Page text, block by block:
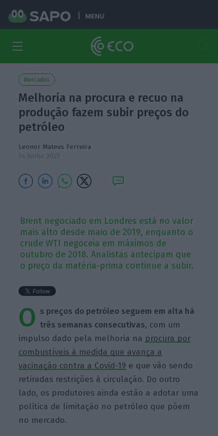
MENU
Mercados
Melhoria na procura e recuo na
produção fazem subir preços do
petróleo
Leonor Mateus Ferreira
14 Junho 2021
Brent negociado em Londres está no valor
mais alto desde maio de 2019, enquanto o
crude WTI negoceia em máximos de
outubro de 2018. Analistas antecipam que
o preço da matéria-prima continue a subir.
O s preços do petróleo seguem em alta há
três semanas consecutivas, com um
impulso dado pela melhoria na procura por
combustíveis à medida que avança a
vacinação contra a Covid-19 e que vão sendo
retiradas restrições à circulação. Do outro
lado, os produtores ainda estão a adotar uma
política de limitação no petróleo que põem
no mercado.